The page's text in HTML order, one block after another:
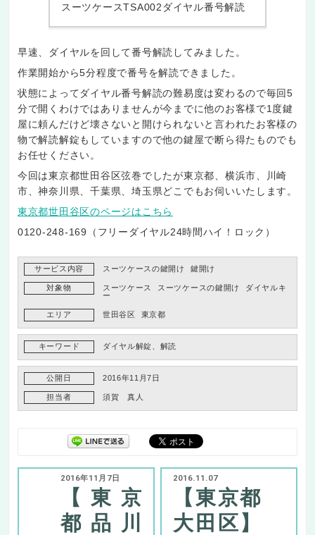
スーツケースTSA002ダイヤル番号解読
早速、ダイヤルを回して番号解読してみました。
作業開始から5分程度で番号を解読できました。
状態によってダイヤル番号解読の難易度は変わるので毎回5
分で開くわけではありませんが今までに他のお客様で1度鍵
屋に頼んだけど壊さないと開けられないと言われたお客様の
物で解読解錠もしていますので他の鍵屋で断ら得たものでも
お任せください。
今回は東京都世田谷区弦巻でしたが東京都、横浜市、川崎
市、神奈川県、千葉県、埼玉県どこでもお伺いいたします。
東京都世田谷区のページはこちら
0120-248-169（フリーダイヤル24時間ハイ！ロック）
サービス内容 スーツケースの鍵開け 鍵開け
対象物 スーツケース スーツケースの鍵開け
ダイヤルキ
ー
エリア 世田谷区 東京都
キーワード ダイヤル解錠、解読
公開日 2016年11月7日
担当者 須賀 真人
2016年11月7日
【東京
都品川
2016.11.07
【東京都
大田区】